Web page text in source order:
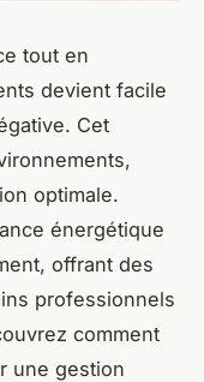
tout en
devient facile
Cet
optimale.
énergétique
offrant des
professionnels
comment
une gestion